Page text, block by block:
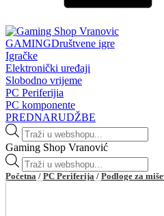
GAMINGDruštvene igre
Igračke
Elektronički uređaji
Slobodno vrijeme
PC Periferijia
PC komponente
PREDNARUDŽBE
Products
search
Gaming Shop Vranović
Products
search
Početna / PC Periferija / Podloge za